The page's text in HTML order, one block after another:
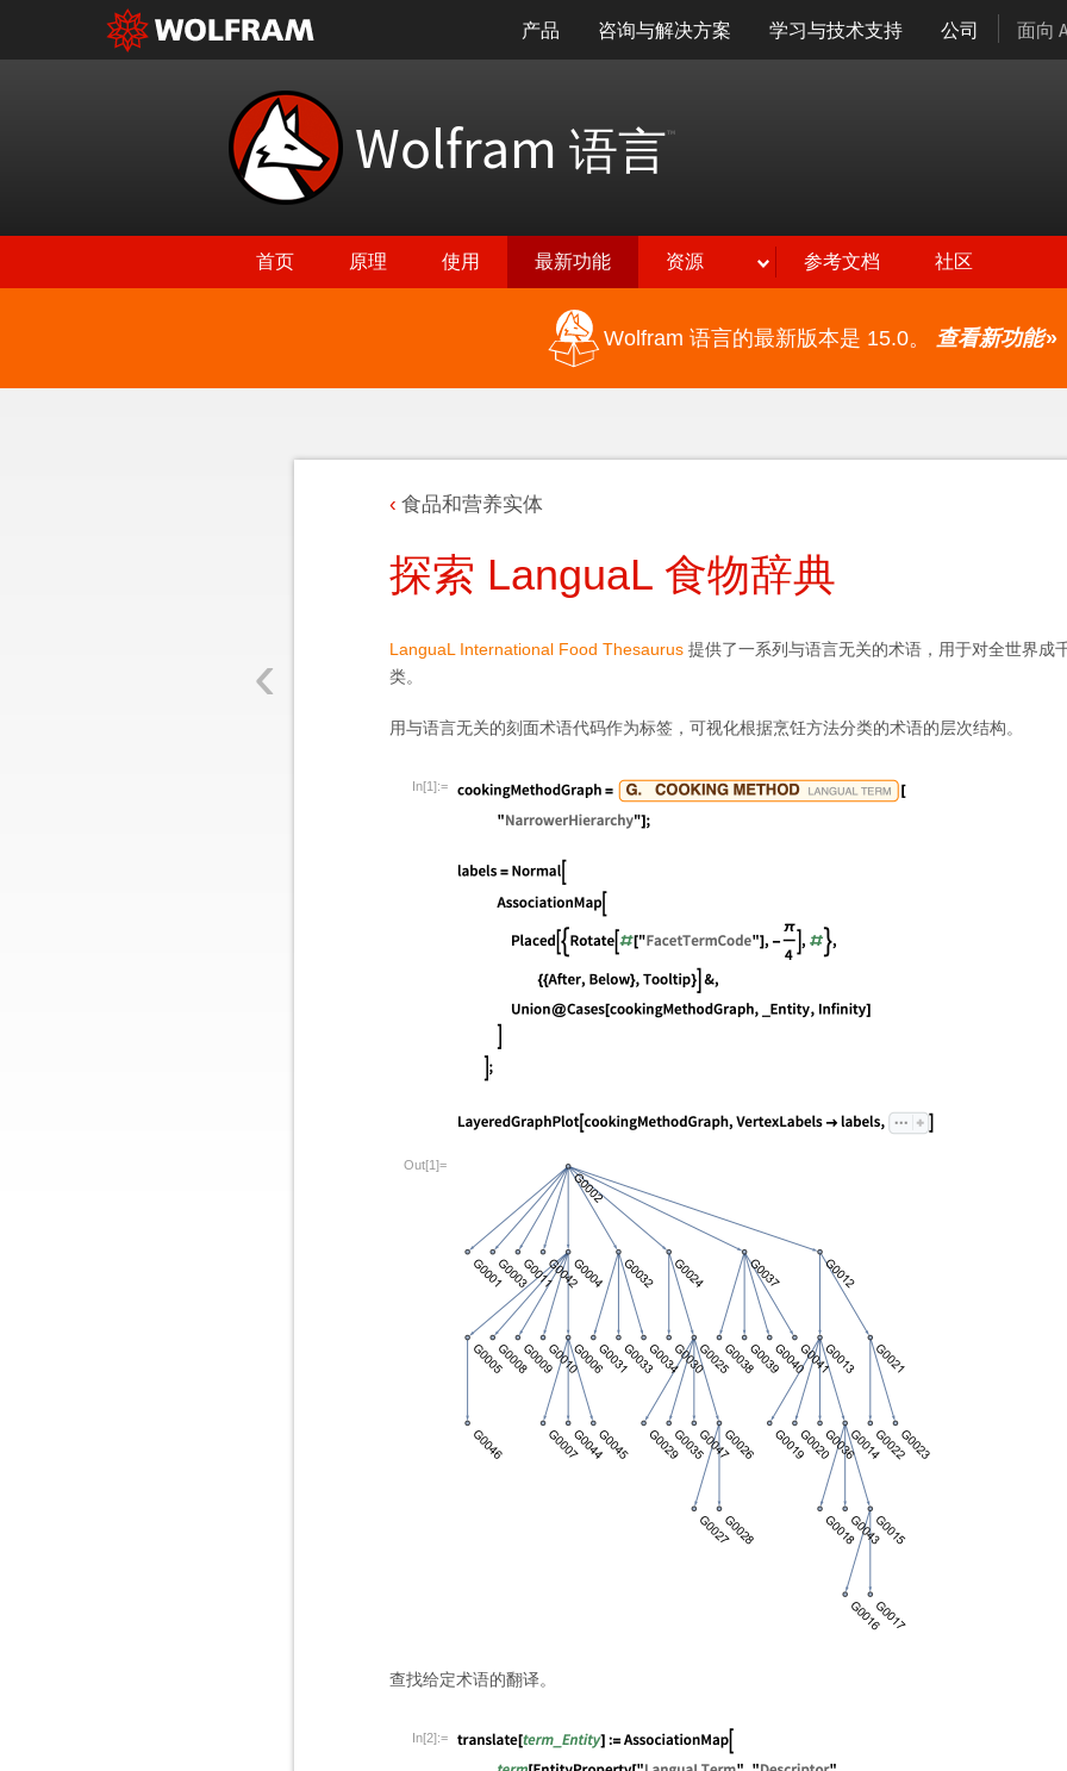
产品 咨询与解决方案 学习与技术支持 公司 面向
Wolfram 语言™
首页 原理 使用 最新功能 资源 参考文档 社区
Wolfram 语言的最新版本是 15.0。 查看新功能»
‹
食品和营养实体
探索 LanguaL 食物辞典
LanguaL International Food Thesaurus 提供了一系列与语言无关的术语，用于对全世界成
类。
用与语言无关的刻面术语代码作为标签，可视化根据烹饪方法分类的术语的层次结构。
In[1]:=
Out[1]=
查找给定术语的翻译。
In[2]:=